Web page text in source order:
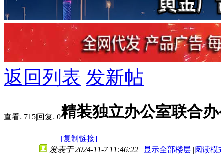
返回列表 发新帖
查看: 715|回复: 0精装独立办公室联合
[复制链接]
发表于 2024-11-7 11:46:22 | 显示全部楼层 |阅读模